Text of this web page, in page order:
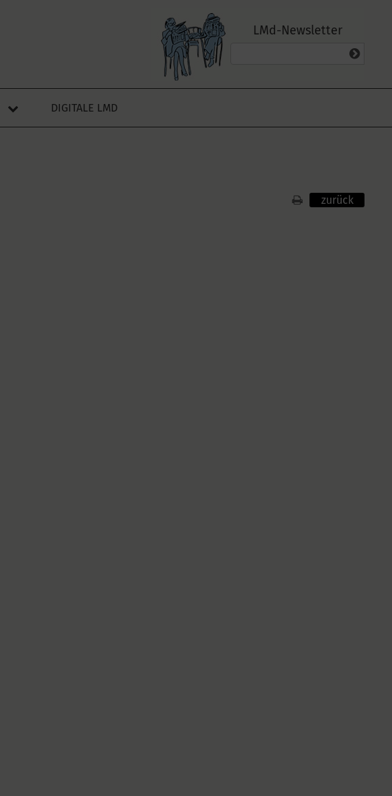
LMd-Newsletter
DIGITALE LMD
zurück